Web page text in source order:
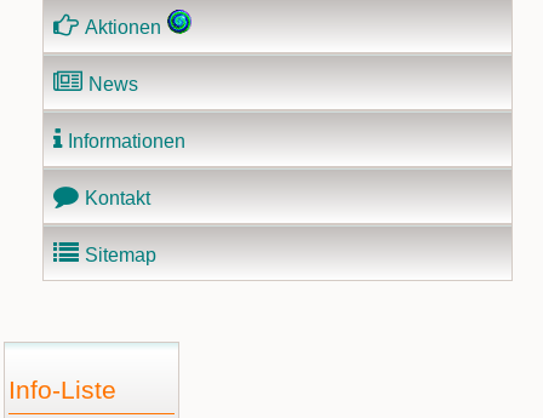
Aktionen
News
Informationen
Kontakt
Sitemap
Info-Liste